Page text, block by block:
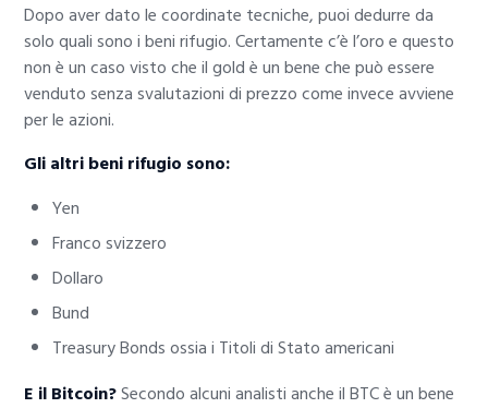
Dopo aver dato le coordinate tecniche, puoi dedurre da
solo quali sono i beni rifugio. Certamente c’è l’oro e questo
non è un caso visto che il gold è un bene che può essere
venduto senza svalutazioni di prezzo come invece avviene
per le azioni.
Gli altri beni rifugio sono:
Yen
Franco svizzero
Dollaro
Bund
Treasury Bonds ossia i Titoli di Stato americani
E il Bitcoin?Secondo alcuni analisti anche il BTC è un bene